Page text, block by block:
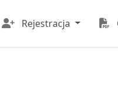
Rejestracja